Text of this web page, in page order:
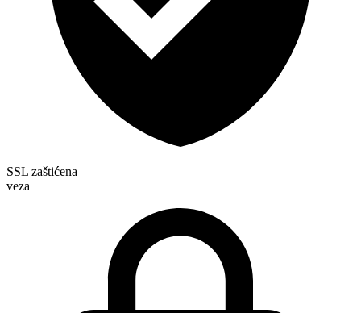
SSL zaštićena
veza